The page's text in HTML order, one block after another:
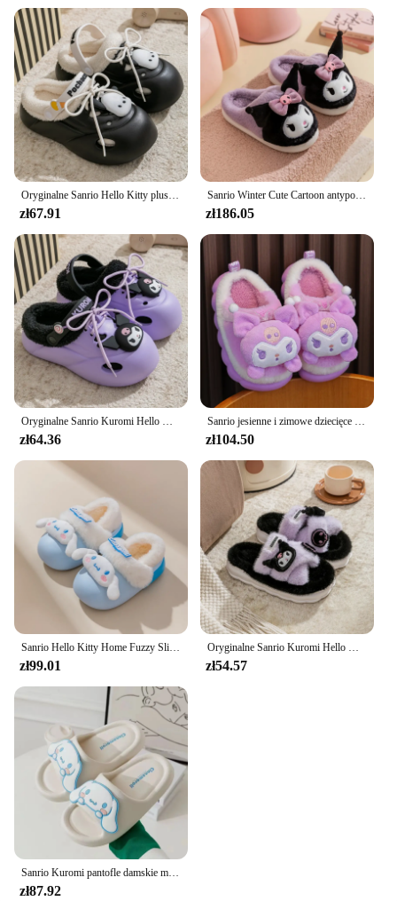
zł67.91
Sanrio Winter Cute Cartoon antypoślizgowe dziecięce pluszowe kapcie miękka podeszwa klapki japonki dziecięce dziewczęce kryty muły ciepłe domowe bawełniane buty
zł186.05
zł64.36 zł104.50
zł99.01 zł54.57
Sanrio Kuromi pantofle damskie moja melodia Anime Kawaii Cinnamoroll letnie buty dziewczęce miękkie dno domowe Cute EVA kapcie
zł87.92